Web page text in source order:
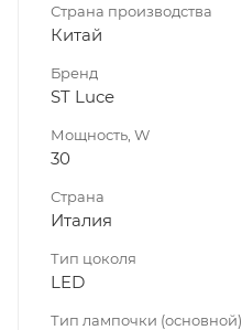
Страна производства
Китай
Бренд
ST Luce
Мощность, W
30
Страна
Италия
Тип цоколя
LED
Тип лампочки (основной)